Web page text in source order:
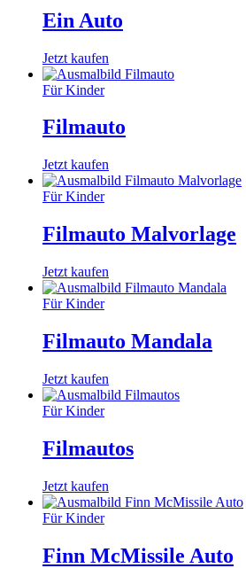
Ein Auto
Jetzt kaufen
Für Kinder
Filmauto
Jetzt kaufen
Für Kinder
Filmauto Malvorlage
Jetzt kaufen
Für Kinder
Filmauto Mandala
Jetzt kaufen
Für Kinder
Filmautos
Jetzt kaufen
Für Kinder
Finn McMissile Auto